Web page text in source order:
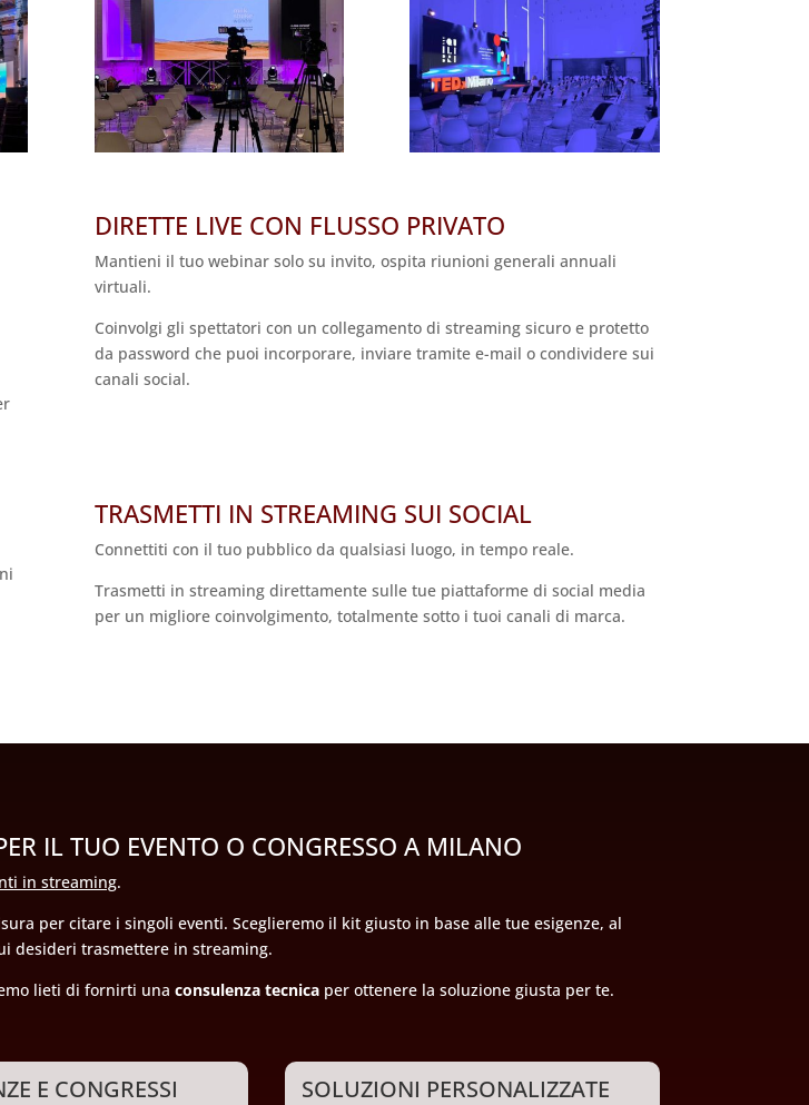
DIRETTE LIVE CON FLUSSO PRIVATO
Mantieni il tuo webinar solo su invito, ospita riunioni generali annuali
virtuali.
Coinvolgi gli spettatori con un collegamento di streaming sicuro e protetto
da password che puoi incorporare, inviare tramite e-mail o condividere sui
canali social.
TRASMETTI IN STREAMING SUI SOCIAL
Connettiti con il tuo pubblico da qualsiasi luogo, in tempo reale.
Trasmetti in streaming direttamente sulle tue piattaforme di social media
per un migliore coinvolgimento, totalmente sotto i tuoi canali di marca.
IL TUO EVENTO O CONGRESSO A MILANO
in streaming.
per citare i singoli eventi. Sceglieremo il kit giusto in base alle tue esigenze, al
desideri trasmettere in streaming.
lieti di fornirti unaconsulenza tecnica per ottenere la soluzione giusta per te.
E CONGRESSI SOLUZIONI PERSONALIZZATE